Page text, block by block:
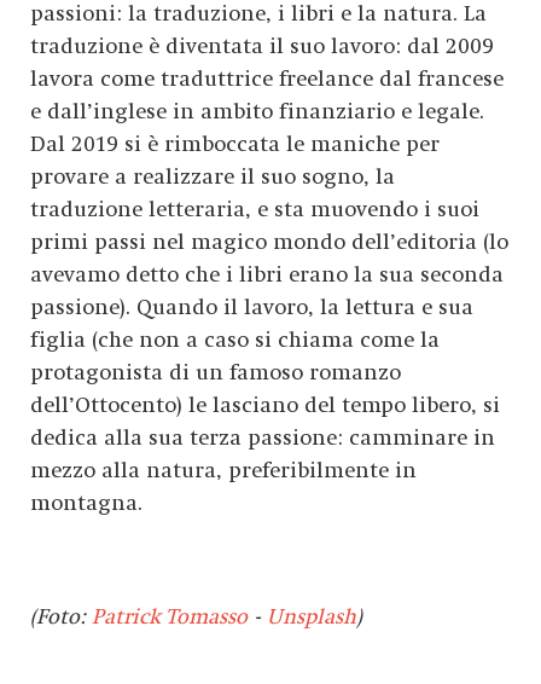
passioni: la traduzione, i libri e la natura. La
traduzione è diventata il suo lavoro: dal 2009
lavora come traduttrice freelance dal francese
e dall’inglese in ambito finanziario e legale.
Dal 2019 si è rimboccata le maniche per
provare a realizzare il suo sogno, la
traduzione letteraria, e sta muovendo i suoi
primi passi nel magico mondo dell’editoria (lo
avevamo detto che i libri erano la sua seconda
passione). Quando il lavoro, la lettura e sua
figlia (che non a caso si chiama come la
protagonista di un famoso romanzo
dell’Ottocento) le lasciano del tempo libero, si
dedica alla sua terza passione: camminare in
mezzo alla natura, preferibilmente in
montagna.
(Foto:Patrick Tomasso- Unsplash)